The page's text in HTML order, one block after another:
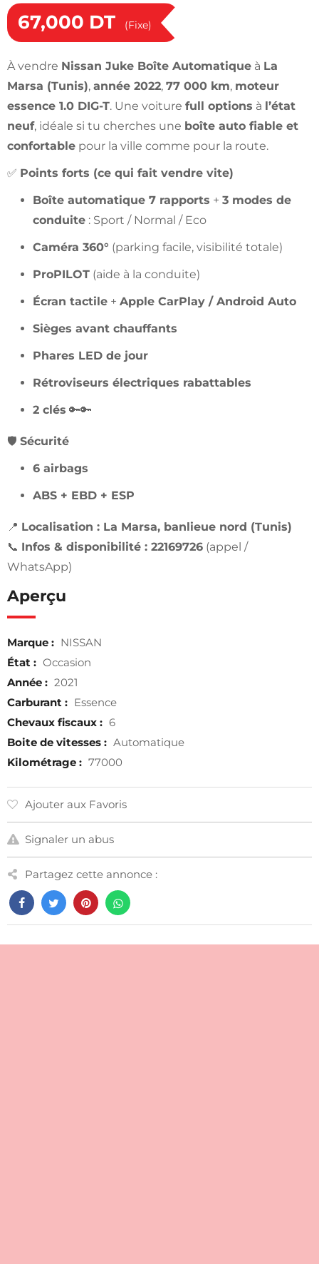
67,000 DT (Fixe)
À vendre Nissan Juke Boîte Automatique à La
Marsa (Tunis), année 2022, 77 000 km, moteur
essence 1.0 DIG-T. Une voiture full options à l’état
neuf, idéale si tu cherches une boîte auto fiable et
confortable pour la ville comme pour la route.
✅ Points forts (ce qui fait vendre vite)
Boîte automatique 7 rapports + 3 modes de
conduite : Sport / Normal / Eco
Caméra 360° (parking facile, visibilité totale)
ProPILOT (aide à la conduite)
Écran tactile + Apple CarPlay / Android Auto
Sièges avant chauffants
Phares LED de jour
Rétroviseurs électriques rabattables
2 clés 🔑🔑
🛡️ Sécurité
6 airbags
ABS + EBD + ESP
📍 Localisation : La Marsa, banlieue nord (Tunis)
📞 Infos & disponibilité : 22169726 (appel /
WhatsApp)
Aperçu
Marque : NISSAN
État : Occasion
Année : 2021
Carburant : Essence
Chevaux fiscaux : 6
Boite de vitesses : Automatique
Kilométrage : 77000
Ajouter aux Favoris
Signaler un abus
Partagez cette annonce :